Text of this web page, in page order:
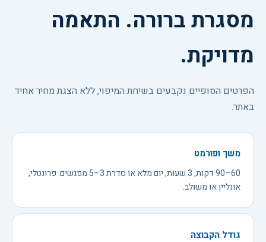
מסגרת ברורה. התאמה
מדויקת.
הפרטים הסופיים נקבעים בשיחת המיפוי, ללא הצגת מחיר אחיד
באתר.
משך ופורמט
60–90 דקות, 3 שעות, יום מלא או סדרת 3–5 מפגשים. פרונטלי,
אונליין או משולב.
גודל הקבוצה